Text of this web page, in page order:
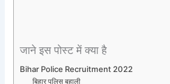
जाने इस पोस्ट में क्या है
Bihar Police Recruitment 2022
बिहार पुलिस बहाली